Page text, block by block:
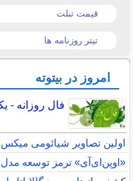
قیمت تبلت
تیتر روزنامه ها
امروز در بیتوته
فال روزانه - یکشنبه 18
اولین تصاویر شیائومی میکس فولد ۵
«اوپن‌ای‌آی» ترمز توسعه